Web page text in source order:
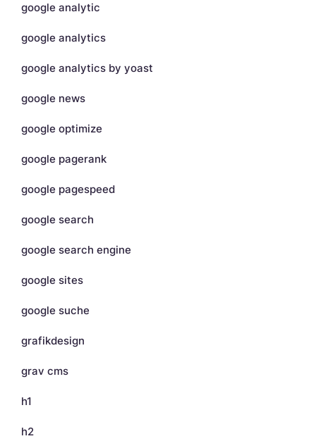
google analytic
google analytics
google analytics by yoast
google news
google optimize
google pagerank
google pagespeed
google search
google search engine
google sites
google suche
grafikdesign
grav cms
h1
h2